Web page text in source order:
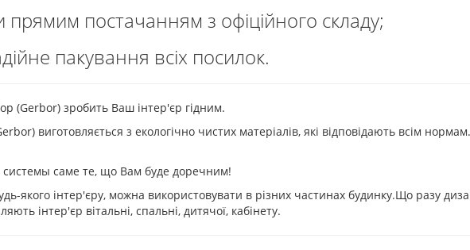
постачанням з офіційного складу;
пакування всіх посилок.
(Gerbor) зробить Ваш інтер'єр гідним.
виготовляється з екологічно чистих матеріалів, які відповідають всім
системы саме те, що Вам буде доречним!
якого інтер'єру, можна використовувати в різних частинах будинку.Що разу
інтер'єр вітальні, спальні, дитячої, кабінету.